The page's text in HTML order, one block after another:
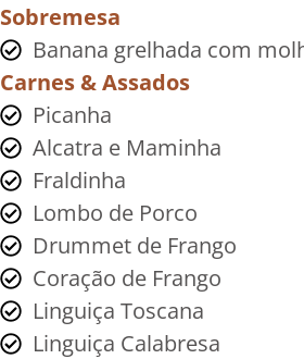
Sobremesa
Banana grelhada com
Carnes & Assados
Picanha
Alcatra e Maminha
Fraldinha
Lombo de Porco
Drummet de Frango
Coração de Frango
Linguiça Toscana
Linguiça Calabresa